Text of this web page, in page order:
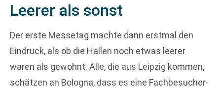
Leerer als sonst
Der erste Messetag machte dann erstmal den
Eindruck, als ob die Hallen noch etwas leerer
waren als gewohnt. Alle, die aus Leipzig kommen,
schätzen an Bologna, dass es eine Fachbesucher-